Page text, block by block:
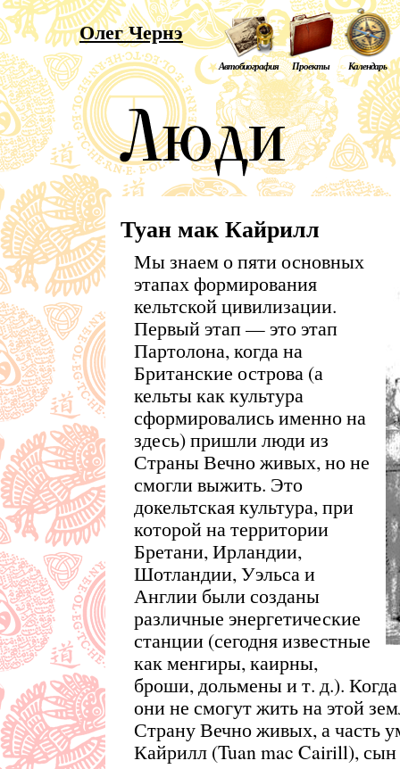
Олег Чернэ
Автобиография Проекты Календарь
Туан мак Кайрилл
Мы знаем о пяти основных
этапах формирования
кельтской цивилизации.
Первый этап — это этап
Партолона, когда на
Британские острова (а
кельты как культура
сформировались именно на
здесь) пришли люди из
Страны Вечно живых, но не
смогли выжить. Это
докельтская культура, при
которой на территории
Бретани, Ирландии,
Шотландии, Уэльса и
Англии были созданы
различные энергетические
станции (сегодня известные
как менгиры, каирны,
броши, дольмены и т. д.).
они не смогут жить на этой
Страну Вечно живых, а часть
Кайрилл (Tuan mac Cairill), сын